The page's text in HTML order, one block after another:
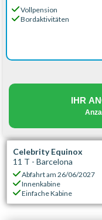
Vollpension
Bordaktivitäten
IHR
Celebrity Equinox
11 T - Barcelona
Abfahrt am26/06/2027
Innenkabine
Einfache Kabine